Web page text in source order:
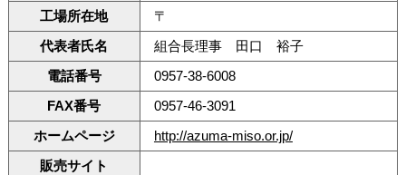
工場所在地
〒
代表者氏名
組合長理事 田口 裕子
電話番号
0957-38-6008
FAX番号
0957-46-3091
ホームページ
http://azuma-miso.or.jp/
販売サイト